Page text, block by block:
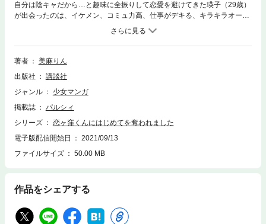
自分は陰キャだから…と趣味に全振りして恋愛を避けてきた瑛子（29歳）
が出会ったのは、イケメン、コミュ力高、仕事がデキる、キラキラオーラ
に包まれためちゃモテ男子・恋ヶ窪くん（23歳）。なるべくかかわりたく
ない…と思っていた瑛子だが、あることをきっかけに彼に恋愛を教えても
らうことに…！？え、恋愛レッスンってどこまで！！？恋が苦手なアラサ
ー女子とキラキラ年下男子の、ドキドキがとまらないオトナのはじめてラ
著者
美麻りん
出版社
講談社
ジャンル
少女マンガ
掲載誌
パルシィ
シリーズ
恋ヶ窪くんにはじめてを奪われました
電子版配信開始日
2021/09/13
ファイルサイズ
50.00 MB
作品をシェアする